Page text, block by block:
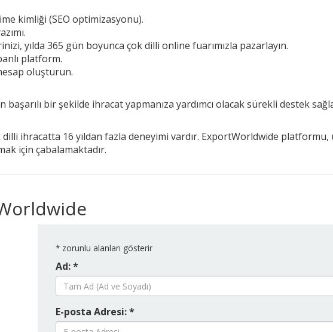
kimliği (SEO optimizasyonu).
yılda 365 gün boyunca çok dilli online fuarımızla pazarlayın.
platform.
oluşturun.
bir şekilde ihracat yapmanıza yardımcı olacak sürekli destek
ihracatta 16 yıldan fazla deneyimi vardır. ExportWorldwide platformu,
için çabalamaktadır.
* zorunlu alanları gösterir
Ad: *
E-posta Adresi: *